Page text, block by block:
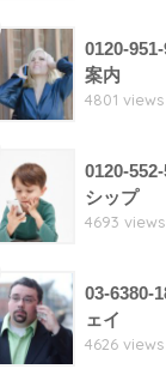
0120-
案内
4801 views
0120-
シップ
4693 views
03-6380-
ェイ
4626 views